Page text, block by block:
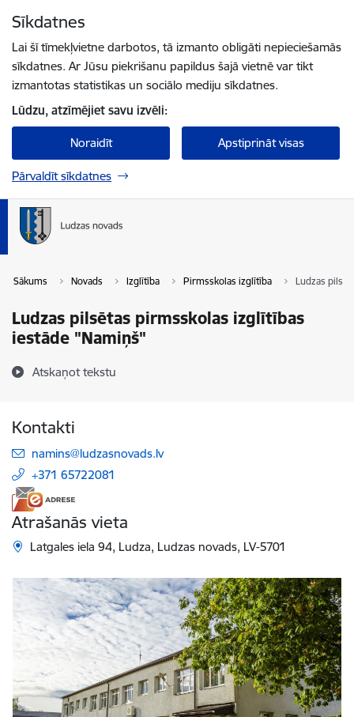
Sīkdatnes
Lai šī tīmekļvietne darbotos, tā izmanto obligāti nepieciešamās
sīkdatnes. Ar Jūsu piekrišanu papildus šajā vietnē var tikt
izmantotas statistikas un sociālo mediju sīkdatnes.
Lūdzu, atzīmējiet savu izvēli:
Noraidīt Apstiprināt visas
Pārvaldīt sīkdatnes
Sākums Novads Izglītība Pirmsskolas izglītība Ludzas
Ludzas pilsētas pirmsskolas izglītības
iestāde "Namiņš"
Atskaņot tekstu
Kontakti
E-pasts:
namins@ludzasnovads.lv
+371 65722081
Atrašanās vieta
Latgales iela 94, Ludza, Ludzas novads, LV-5701